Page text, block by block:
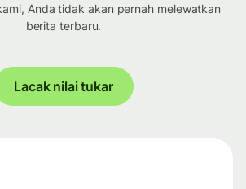
Anda tidak akan pernah melewatkan
berita terbaru.
Lacak nilai tukar